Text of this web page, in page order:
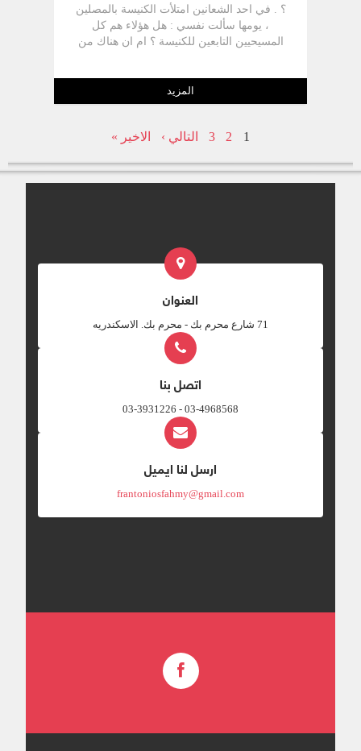
؟ . في احد الشعانين امتلأت الكنيسة بالمصلين
، يومها سألت نفسي : هل هؤلاء هم كل
المسيحيين التابعين للكنيسة ؟ ام ان هناك من
انسان منكم له مئة خروف واضاع واحدا منها
الا يترك التسعة والتسعين في البرية ويذهب
المزيد
1
2
3 التالي › الاخير »
العنوان
‎71 شارع محرم بك - محرم بك. الاسكندريه
اتصل بنا
03-4968568 - 03-3931226
ارسل لنا ايميل
frantoniosfahmy@gmail.com